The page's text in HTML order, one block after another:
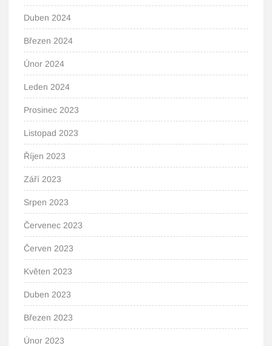
Duben 2024
Březen 2024
Únor 2024
Leden 2024
Prosinec 2023
Listopad 2023
Říjen 2023
Září 2023
Srpen 2023
Červenec 2023
Červen 2023
Květen 2023
Duben 2023
Březen 2023
Únor 2023